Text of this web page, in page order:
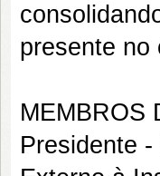
presente no
MEMBROS
Presidente